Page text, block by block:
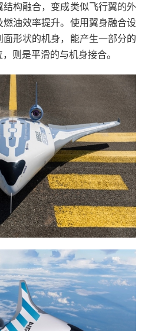
构融合，变成类似飞行翼的外
油效率提升。使用翼身融合设
形状的机身，能产生一部分的
则是平滑的与机身接合。